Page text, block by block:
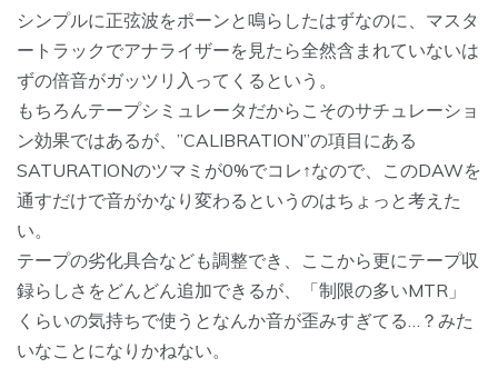
シンプルに正弦波をポーンと鳴らしたはずなのに、マスタ
ートラックでアナライザーを見たら全然含まれていないは
ずの倍音がガッツリ入ってくるという。
もちろんテープシミュレータだからこそのサチュレーショ
ン効果ではあるが、”CALIBRATION”の項目にある
SATURATIONのツマミが0%でコレ↑なので、このDAWを
通すだけで音がかなり変わるというのはちょっと考えた
い。
テープの劣化具合なども調整でき、ここから更にテープ収
録らしさをどんどん追加できるが、「制限の多いMTR」
くらいの気持ちで使うとなんか音が歪みすぎてる…？みた
いなことになりかねない。